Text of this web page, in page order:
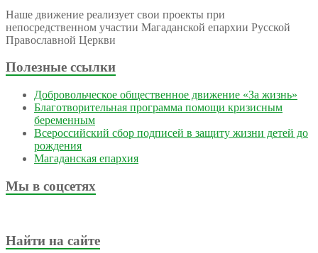
Наше движение реализует свои проекты при
непосредственном участии Магаданской епархии Русской
Православной Церкви
Полезные ссылки
Добровольческое общественное движение «За жизнь»
Благотворительная программа помощи кризисным
беременным
Всероссийский сбор подписей в защиту жизни детей до
рождения
Магаданская епархия
Мы в соцсетях
Найти на сайте